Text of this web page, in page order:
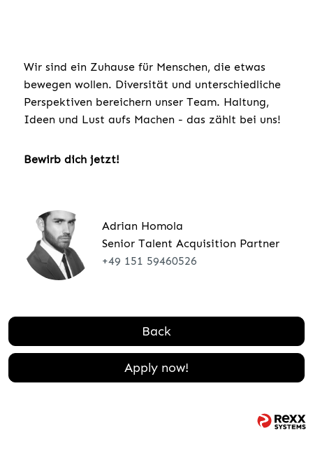
Wir sind ein Zuhause für Menschen, die etwas
bewegen wollen. Diversität und unterschiedliche
Perspektiven bereichern unser Team. Haltung,
Ideen und Lust aufs Machen - das zählt bei uns!
Bewirb dich jetzt!
Adrian Homola
Senior Talent Acquisition Partner
+49 151 59460526
Back
Apply now!